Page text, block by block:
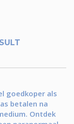
goedkoper als
betalen na
Ontdek